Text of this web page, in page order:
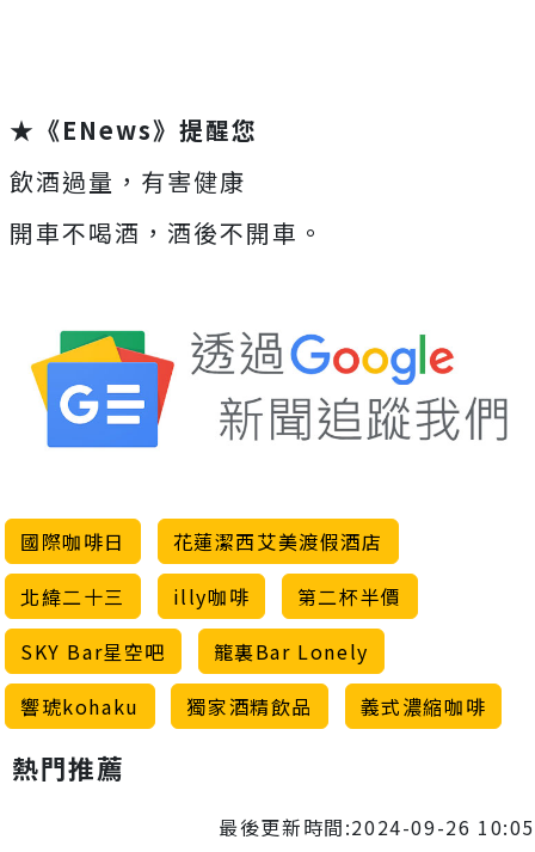
★《ENews》提醒您
飲酒過量，有害健康
開車不喝酒，酒後不開車。
國際咖啡日
花蓮潔西艾美渡假酒店
北緯二十三
illy咖啡
第二杯半價
SKY Bar星空吧
籠裏Bar Lonely
響琥kohaku
獨家酒精飲品 義式濃縮咖啡
熱門推薦
最後更新時間:2024-09-26 10:05